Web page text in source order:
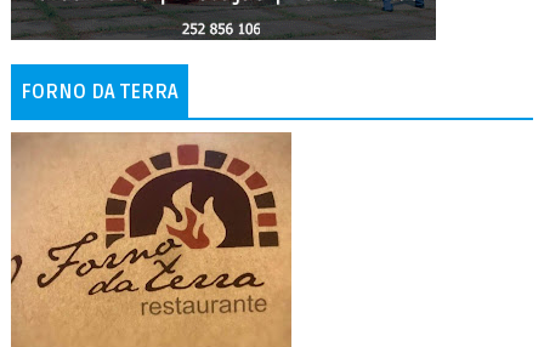
FORNO DA TERRA